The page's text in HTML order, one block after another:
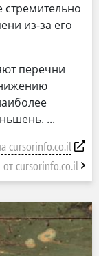
из-за его
перечни
cursorinfo.co.il
от cursorinfo.co.il